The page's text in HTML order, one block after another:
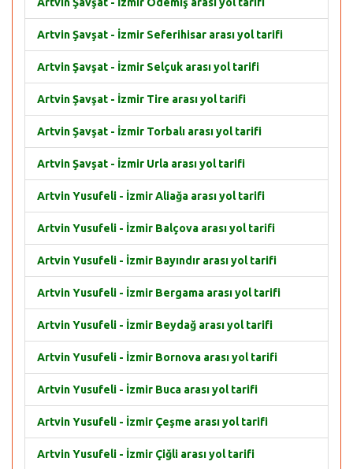
Artvin Şavşat - İzmir Seferihisar arası yol tarifi
Artvin Şavşat - İzmir Selçuk arası yol tarifi
Artvin Şavşat - İzmir Tire arası yol tarifi
Artvin Şavşat - İzmir Torbalı arası yol tarifi
Artvin Şavşat - İzmir Urla arası yol tarifi
Artvin Yusufeli - İzmir Aliağa arası yol tarifi
Artvin Yusufeli - İzmir Balçova arası yol tarifi
Artvin Yusufeli - İzmir Bayındır arası yol tarifi
Artvin Yusufeli - İzmir Bergama arası yol tarifi
Artvin Yusufeli - İzmir Beydağ arası yol tarifi
Artvin Yusufeli - İzmir Bornova arası yol tarifi
Artvin Yusufeli - İzmir Buca arası yol tarifi
Artvin Yusufeli - İzmir Çeşme arası yol tarifi
Artvin Yusufeli - İzmir Çiğli arası yol tarifi